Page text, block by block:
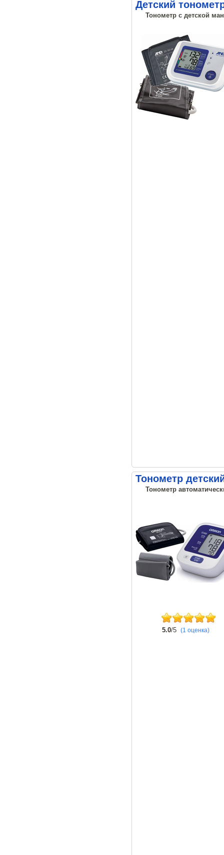
Детский
Тонометр с детской
Тонометр
Тонометр
5.0/5 (1 оценка)